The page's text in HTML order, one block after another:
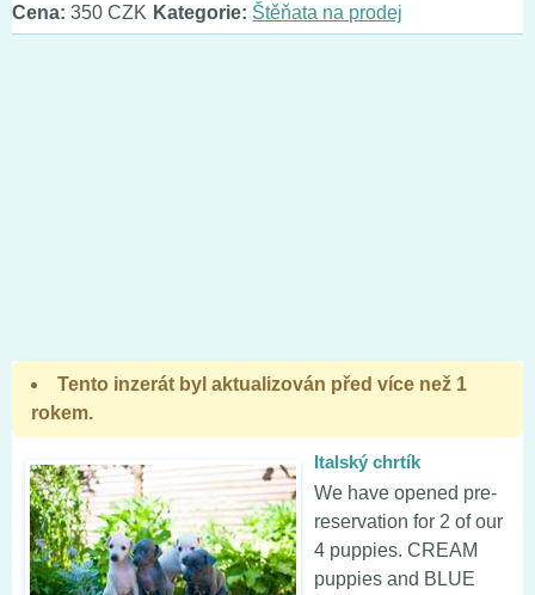
Cena: 350 CZK Kategorie: Štěňata na prodej
Tento inzerát byl aktualizován před více než 1
rokem.
Italský chrtík
We have opened pre-
reservation for 2 of our
4 puppies. CREAM
puppies and BLUE